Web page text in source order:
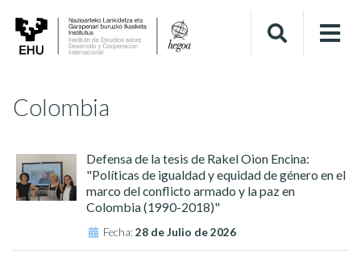
Colombia
Defensa de la tesis de Rakel Oion Encina:
"Políticas de igualdad y equidad de género en el
marco del conflicto armado y la paz en
Colombia (1990-2018)"
Fecha:28 de Julio de 2026